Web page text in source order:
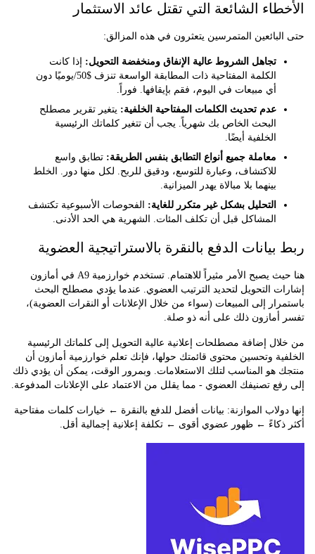
الشائعة التي تقتل عائد الاستثمار
المتمرسين يتعثرون في هذه المزالق:
تجاهل الشروط عالية الإنفاق ومنخفضة التحويل: إذا كانت
الكلمة المفتاحية ذات المطابقة الواسعة تنزف $50/يوميًا دون
أي مبيعات في اليوم، فقم بإيقافها. فوراً.
عدم تحديث الكلمات المفتاحية الخلفية: يتغير تقرير مصطلح
البحث الخاص بك شهرياً. يجب أن تتغير كلماتك الرئيسية
الخلفية أيضًا.
معاملة جميع أنواع التطابق بنفس الطريقة:تطابق واسع
للاكتشاف، وعبارة للتوسع، ودقيق للربح. لكل منها دور. الخلط
بينهما بلا مبالاة يهدر الميزانية.
التحليل بشكل غير متكرر للغاية:الفحوصات الأسبوعية تكتشف
المشاكل قبل أن تكلف المئات. الشهرية هي الحد الأدنى.
الدفع بالنقرة بالاستراتيجية العضوية
هنا حيث يصبح الأمر مثيراً للاهتمام. تستخدم خوارزمية A9 في أمازون
التحويل لتحديد الترتيب العضوي. عندما يؤدي مصطلح البحث
إلى المبيعات (سواء من خلال الإعلانات أو النقرات العضوية)،
ذلك على أنه ذو صلة.
إضافة مصطلحات إعلانية عالية التحويل إلى كلماتك الرئيسية
وتحسين محتوى قائمتك حولها، فإنك تعلم خوارزمية أمازون أن
هو المناسب لتلك الاستعلامات. وبمرور الوقت، يمكن أن يؤدي ذلك
تصنيفك العضوي - مما يقلل من الاعتماد على الإعلانات المدفوعة.
الموازنة: بيانات أفضل للدفع بالنقرة ← خيارات كلمات مفتاحية
← ظهور عضوي أقوى ← تكلفة إعلانية إجمالية أقل.